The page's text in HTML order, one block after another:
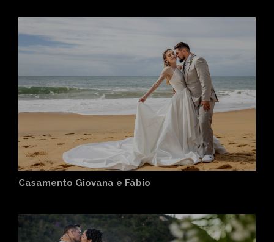
Casamento Giovana e Fábio